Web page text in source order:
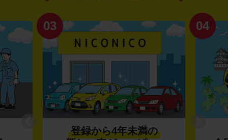
03
登録から4年未満の
04